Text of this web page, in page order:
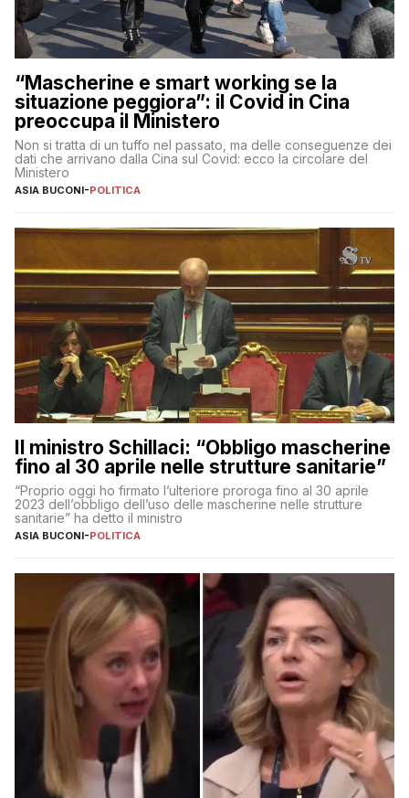
“Mascherine e smart working se la
situazione peggiora”: il Covid in Cina
preoccupa il Ministero
Non si tratta di un tuffo nel passato, ma delle conseguenze dei
dati che arrivano dalla Cina sul Covid: ecco la circolare del
Ministero
ASIA BUCONI-POLITICA
Il ministro Schillaci: “Obbligo mascherine
fino al 30 aprile nelle strutture sanitarie”
“Proprio oggi ho firmato l’ulteriore proroga fino al 30 aprile
2023 dell’obbligo dell’uso delle mascherine nelle strutture
sanitarie” ha detto il ministro
ASIA BUCONI-POLITICA